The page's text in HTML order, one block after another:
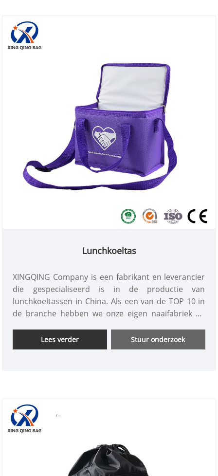
We kijken uit naar een langdurige samenwerking
met u en hopen uw meest betrouwbare leverancier
in China te worden.
Lunchkoeltas
XINGQING Company is een fabrikant en leverancier
die gespecialiseerd is in de productie van
lunchkoeltassen in China. Als een van de TOP 10 in
de branche hebben we onze eigen naaifabriek en
lunchkoeltassen en goedkope prijzen te
garanderen. Ons professionele 24-uurs online
basishouding. Welkom om te informeren, en we
kijken ernaar uit om uw meest betrouwbare
zakenpartner en leverancier te worden!
Lees verder Stuur onderzoek